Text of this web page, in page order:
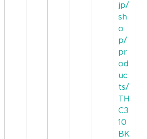
jp/
sh
o
p/
pr
od
uc
ts/
TH
C3
10
BK